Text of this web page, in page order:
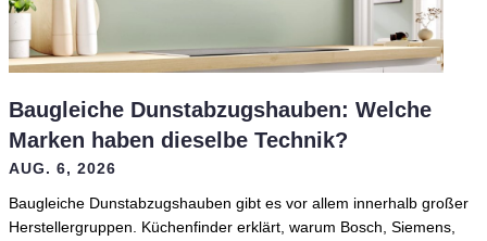
Baugleiche Dunstabzugshauben: Welche
Marken haben dieselbe Technik?
AUG. 6, 2026
Baugleiche Dunstabzugshauben gibt es vor allem innerhalb großer
Herstellergruppen. Küchenfinder erklärt, warum Bosch, Siemens,